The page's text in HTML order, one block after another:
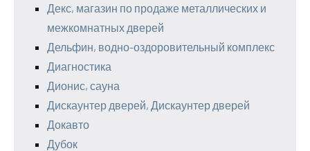
Декс, магазин по продаже металлических и
межкомнатных дверей
Дельфин, водно-оздоровительный комплекс
Диагностика
Дионис, сауна
Дискаунтер дверей, Дискаунтер дверей
Докавто
Дубок